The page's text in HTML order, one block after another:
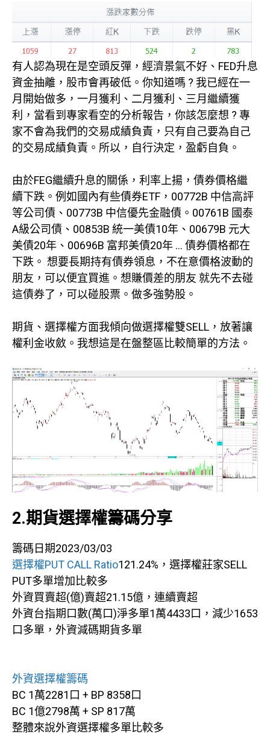
有人認為現在是空頭反彈，經濟景氣不好、FED升息
資金抽離，股市會再破低。你知道嗎 ? 我已經在一
月開始做多，一月獲利、二月獲利、三月繼續獲
利，當看到專家看空的分析報告，你該怎麼想 ? 專
家不會為我們的交易成績負責，只有自己要為自己
的交易成績負責。所以，自行決定，盈虧自負。
由於FEG繼續升息的關係，利率上揚，債券價格繼
續下跌。例如國內有些債券ETF，00772B 中信高評
等公司債、00773B 中信優先金融債。00761B 國泰
A級公司債、00853B 統一美債10年、00679B 元大
美債20年、00696B 富邦美債20年 … 債券價格都在
下跌。 想要長期持有債券領息，不在意價格波動的
朋友，可以便宜買進。想賺價差的朋友 就先不去碰
這債券了，可以碰股票。做多強勢股。
期貨、選擇權方面我傾向做選擇權雙SELL，放著讓
權利金收斂。我想這是在盤整區比較簡單的方法。
2.期貨選擇權籌碼分享
籌碼日期2023/03/03
選擇權PUT CALL Ratio121.24%，選擇權莊家SELL
PUT多單增加比較多
外資買賣超(億)賣超21.15億，連續賣超
外資台指期口數(萬口)淨多單1萬4433口，減少1653
口多單，外資減碼期貨多單
外資選擇權籌碼
BC 1萬2281口 + BP 8358口
BC 1億2798萬 + SP 817萬
整體來說外資選擇權多單比較多